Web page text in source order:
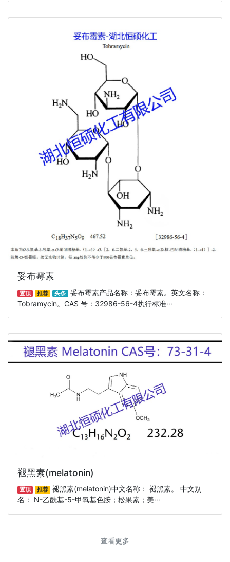
妥布霉素
置顶 推荐 头条 妥布霉素产品名称：妥布霉素。英文名称：
Tobramycin。CAS 号：32986-56-4执行标准···
褪黑素(melatonin)
置顶 推荐
褪黑素(melatonin)中文名称： 褪黑素。 中文别
名： N-乙酰基-5-甲氧基色胺；松果素；美···
查看更多